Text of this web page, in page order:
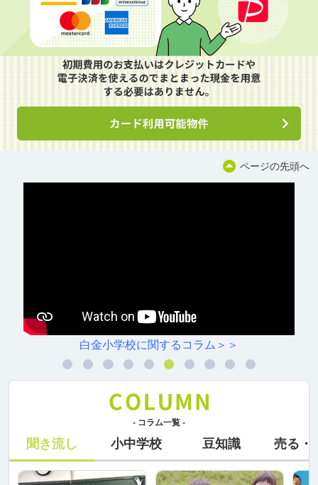
ページの先頭へ
白金小学校に関するコラム＞＞
- コラム一覧 -
聞き流し 小中学校 豆知識 売る・